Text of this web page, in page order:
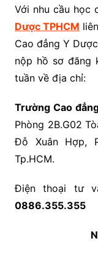
Với nhu cầu học
Dược TPHCM
Cao đẳng Y
nộp hồ sơ đăng
tuần về địa chỉ:
Trường Cao
Phòng 2B.G02
Đỗ Xuân Hợp,
Tp.HCM.
Điện thoại tư
0886.355.355